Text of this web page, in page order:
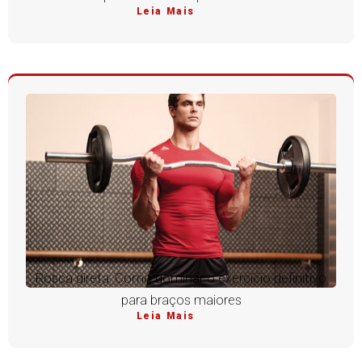
Leia Mais
Rosca direta: Como dominar o exercício definitivo
para braços maiores
Leia Mais